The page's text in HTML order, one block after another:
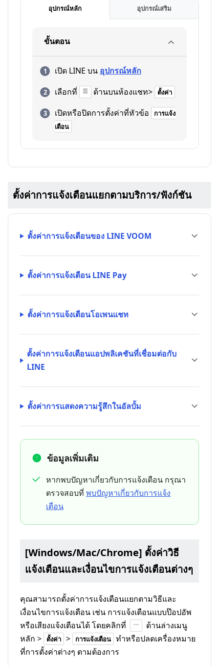
อุปกรณ์หลัก อุปกรณ์เสริม
ขั้นตอน
เปิด LINE บน อุปกรณ์หลัก
เลือกที่
ด้านบนห้องแชท> ตั้งค่า
เปิดหรือปิดการตั้งค่าที่หัวข้อ
การแจ้ง
เตือน
ตั้งค่าการแจ้งเตือนแยกตามบริการ/ฟังก์ชัน
ตั้งค่าการแจ้งเตือนของ LINE VOOM
ตั้งค่าการแจ้งเตือน LINE Pay
ตั้งค่าการแจ้งเตือนโอเพนแชท
ตั้งค่าการแจ้งเตือนแอปพลิเคชันที่เชื่อมต่อกับ
LINE
ตั้งค่าการแสดงความรู้สึกในอัลบั้ม
ข้อมูลเพิ่มเติม
หากพบปัญหาเกี่ยวกับการแจ้งเตือน กรุณา
ตรวจสอบที่ พบปัญหาเกี่ยวกับการแจ้ง
เตือน
[Windows/Mac/Chrome] ตั้งค่าวิธี
แจ้งเตือนและเงื่อนไขการแจ้งเตือนต่างๆ
คุณสามารถตั้งค่าการแจ้งเตือนแยกตามวิธีและ
เงื่อนไขการแจ้งเตือน เช่น การแจ้งเตือนแบบป๊อปอัพ
หรือเสียงแจ้งเตือนได้ โดยคลิกที่
ด้านล่างเมนู
หลัก >
ตั้งค่า > การแจ้งเตือน ทำหรือปลดเครื่องหมาย
ที่การตั้งค่าต่างๆ ตามต้องการ